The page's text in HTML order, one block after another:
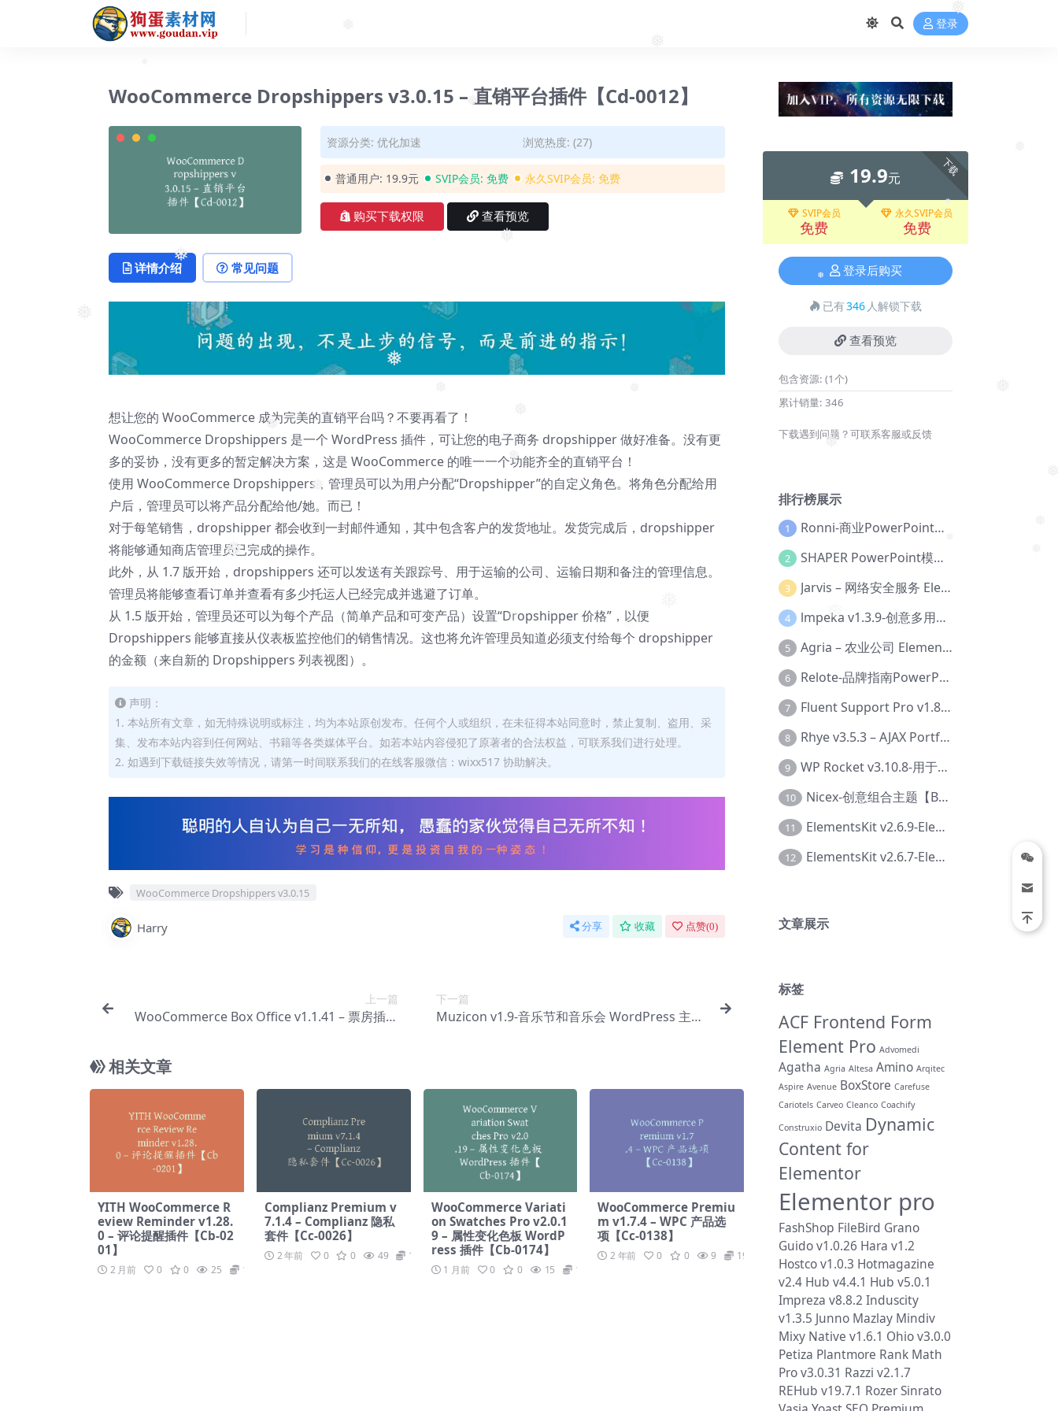
❅
❅
❅
❅
❅
❅
❅
❅
❅
❅ ❅
❅
❅
登录
WooCommerce Dropshippers v3.0.15 – 直销平台插件【Cd-0012】
资源分类: 优化加速 浏览热度: (27)
普通用户: 19.9元 SVIP会员: 免费 永久SVIP会员: 免费
购买下载权限 查看预览
详情介绍 常见问题
想让您的 WooCommerce 成为完美的直销平台吗？不要再看了！
WooCommerce Dropshippers 是一个 WordPress 插件，可让您的电子商务 dropshipper 做好准备。没有更
多的妥协，没有更多的暂定解决方案，这是 WooCommerce 的唯一一个功能齐全的直销平台！
使用 WooCommerce Dropshippers，管理员可以为用户分配“Dropshipper”的自定义角色。将角色分配给用
户后，管理员可以将产品分配给他/她。而已！
对于每笔销售，dropshipper 都会收到一封邮件通知，其中包含客户的发货地址。发货完成后，dropshipper
将能够通知商店管理员已完成的操作。
此外，从 1.7 版开始，dropshippers 还可以发送有关跟踪号、用于运输的公司、运输日期和备注的管理信息。
管理员将能够查看订单并查看有多少托运人已经完成并逃避了订单。
从 1.5 版开始，管理员还可以为每个产品（简单产品和可变产品）设置“Dropshipper 价格”，以便
Dropshippers 能够直接从仪表板监控他们的销售情况。这也将允许管理员知道必须支付给每个 dropshipper
的金额（来自新的 Dropshippers 列表视图）。
声明：
1. 本站所有文章，如无特殊说明或标注，均为本站原创发布。任何个人或组织，在未征得本站同意时，禁止复制、盗用、采
集、发布本站内容到任何网站、书籍等各类媒体平台。如若本站内容侵犯了原著者的合法权益，可联系我们进行处理。
2. 如遇到下载链接失效等情况，请第一时间联系我们的在线客服微信：wixx517 协助解决。
WooCommerce Dropshippers v3.0.15
Harry 分享 收藏 点赞(0)
上一篇
WooCommerce Box Office v1.1.41 – 票房插件
下一篇
Muzicon v1.9-音乐节和音乐会 WordPress 主题
相关文章
YITH WooCommerce R
eview Reminder v1.28.
0 – 评论提醒插件【Cb-02
01】
2 月前 0 0 25 19.9
Complianz Premium v​​
7.1.4 – Complianz 隐私
套件【Cc-0026】
2 年前 0 0 49 19.9
WooCommerce Variati
on Swatches Pro v2.0.1
9 – 属性变化色板 WordP
ress 插件【Cb-0174】
1 月前 0 0 15 19.9
WooCommerce Premiu
m v​​1.7.4 – WPC 产品选
项【Cc-0138】
2 年前 0 0 9 19.9
下载
19.9元
SVIP会员
免费
永久SVIP会员
免费
登录后购买
已有346 人解锁下载
查看预览
包含资源: (1个)
累计销量: 346
下载遇到问题？可联系客服或反馈
排行榜展示
1 Ronni-商业PowerPoint模板【Dc-0077】
2 SHAPER PowerPoint模板【Dc-0184】
3 Jarvis – 网络安全服务 Elementor 模板套件【Aa-0035】
4 lmpeka v1.3.9-创意多用途 WordPress 主题【Be-0064】
5 Agria – 农业公司 Elementor Pro 模板套件【Aa-0003】
6 Relote-品牌指南PowerPoint模板【Dc-0076】
7 Fluent Support Pro v1.8.1 – WordPress 支持票务系统【Cc-0041】
8 Rhye v3.5.3 – AJAX Portfolio WordPress 主题【Bi-0049】
9 WP Rocket v3.10.8-用于wordpress速度优化的缓存加速插件【Cd-0019】
10 Nicex-创意组合主题【Be-0092】
11 ElementsKit v2.6.9-Elementor插件【Ab-0161】
12 ElementsKit v2.6.7-Elementor插件【Ab-0162】
文章展示
标签
ACF Frontend Form
Element Pro Advomedi
Agatha Agria Altesa Amino Arqitec
Aspire Avenue BoxStore Carefuse
Cariotels Carveo Cleanco Coachify
Construxio Devita Dynamic
Content for
Elementor
Elementor pro
FashShop FileBird Grano
Guido v1.0.26 Hara v1.2
Hostco v1.0.3 Hotmagazine
v2.4 Hub v4.4.1 Hub v5.0.1
Impreza v8.8.2 Induscity
v1.3.5 Junno Mazlay Mindiv
Mixy Native v1.6.1 Ohio v3.0.0
Petiza Plantmore Rank Math
Pro v3.0.31 Razzi v2.1.7
REHub v19.7.1 RozerSinrato